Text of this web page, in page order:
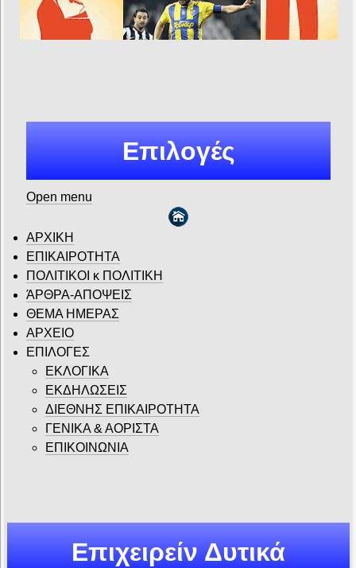
Επιλογές
Open menu
ΑΡΧΙΚΗ
ΕΠΙΚΑΙΡΟΤΗΤΑ
ΠΟΛΙΤΙΚΟΙ κ ΠΟΛΙΤΙΚΗ
ΆΡΘΡΑ-ΑΠΟΨΕΙΣ
ΘΕΜΑ ΗΜΕΡΑΣ
ΑΡΧΕΙΟ
ΕΠΙΛΟΓΕΣ
ΕΚΛΟΓΙΚΑ
ΕΚΔΗΛΩΣΕΙΣ
ΔΙΕΘΝΗΣ ΕΠΙΚΑΙΡΟΤΗΤΑ
ΓΕΝΙΚΑ & ΑΟΡΙΣΤΑ
ΕΠΙΚΟΙΝΩΝΙΑ
Επιχειρείν Δυτικά